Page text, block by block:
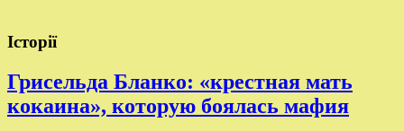
Історії
Грисельда Бланко: «крестная мать
кокаина», которую боялась мафия